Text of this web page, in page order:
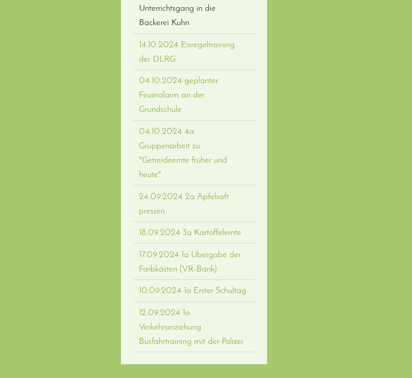
Unterrichtsgang in die
Bäckerei Kuhn
14.10.2024 Eisregeltraining
der DLRG
04.10.2024 geplanter
Feueralarm an der
Grundschule
04.10.2024 4a
Gruppenarbeit zu
"Getreideernte früher und
heute"
24.09.2024 2a Apfelsaft
pressen
18.09.2024 3a Kartoffelernte
17.09.2024 1a Übergabe der
Farbkästen (VR-Bank)
10.09.2024 1a Erster Schultag
12.09.2024 1a
Verkehrserziehung
Busfahrtraining mit der Polizei